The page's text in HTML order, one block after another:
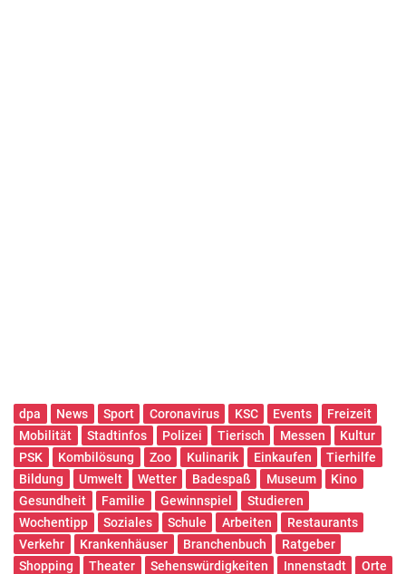
dpa News Sport Coronavirus KSC Events
Freizeit
Mobilität
Stadtinfos Polizei Tierisch Messen
Kultur
PSK
Kombilösung Zoo Kulinarik Einkaufen
Tierhilfe
Bildung
Umwelt Wetter Badespaß Museum
Kino
Gesundheit
Familie Gewinnspiel
Studieren
Wochentipp
Soziales Schule Arbeiten
Restaurants
Verkehr
Krankenhäuser Branchenbuch
Ratgeber
Shopping
Theater Sehenswürdigkeiten Innenstadt
Orte